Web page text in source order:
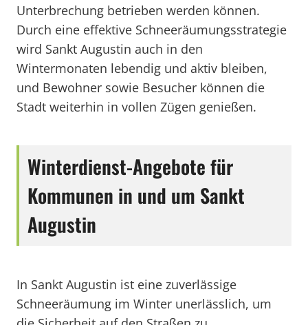
Unterbrechung betrieben werden können.
Durch eine effektive Schneeräumungsstrategie
wird Sankt Augustin auch in den
Wintermonaten lebendig und aktiv bleiben,
und Bewohner sowie Besucher können die
Stadt weiterhin in vollen Zügen genießen.
Winterdienst-Angebote für
Kommunen in und um Sankt
Augustin
In Sankt Augustin ist eine zuverlässige
Schneeräumung im Winter unerlässlich, um